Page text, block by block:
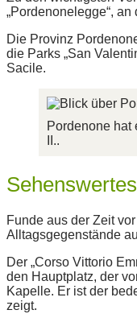
„Pordenonelegge“,
Die Provinz
die Parks „San
Sacile.
Pordenone hat
II..
Funde aus der Zeit
Alltagsgegenstände
Der „Corso Vittorio
den Hauptplatz, der
Kapelle. Er ist der
zeigt.